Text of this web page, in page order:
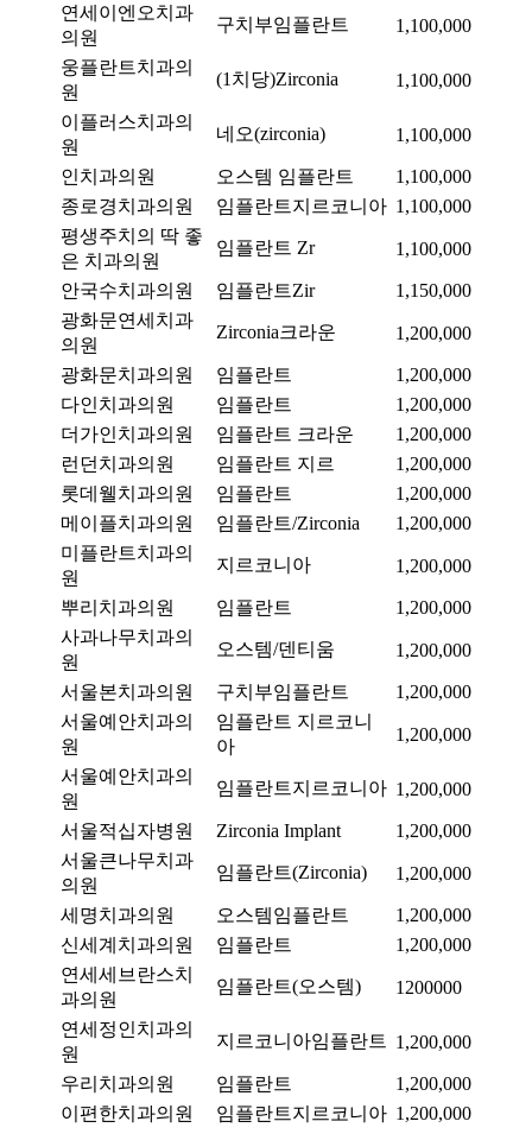
연세이엔오치과
의원
구치부임플란트 1,100,000
웅플란트치과의
원
(1치당)Zirconia 1,100,000
이플러스치과의
원
네오(zirconia) 1,100,000
인치과의원 오스템 임플란트
1,100,000
종로경치과의원
임플란트지르코니아 1,100,000
평생주치의 딱 좋
은 치과의원
임플란트 Zr 1,100,000
안국수치과의원 임플란트Zir
1,150,000
광화문연세치과
의원
Zirconia크라운 1,200,000
광화문치과의원 임플란트
1,200,000
다인치과의원
임플란트
1,200,000
더가인치과의원
임플란트 크라운
1,200,000
런던치과의원
임플란트 지르
1,200,000
롯데웰치과의원
임플란트
1,200,000
메이플치과의원
임플란트/Zirconia
1,200,000
미플란트치과의
원
지르코니아 1,200,000
뿌리치과의원 임플란트
1,200,000
사과나무치과의
원
오스템/덴티움 1,200,000
서울본치과의원 구치부임플란트
1,200,000
서울예안치과의
원
임플란트 지르코니
아
1,200,000
서울예안치과의
원
임플란트지르코니아 1,200,000
서울적십자병원 Zirconia Implant
1,200,000
서울큰나무치과
의원
임플란트(Zirconia) 1,200,000
세명치과의원 오스템임플란트
1,200,000
신세계치과의원
임플란트
1,200,000
연세세브란스치
과의원
임플란트(오스템) 1200000
연세정인치과의
원
지르코니아임플란트 1,200,000
우리치과의원 임플란트
1,200,000
이편한치과의원
임플란트지르코니아 1,200,000